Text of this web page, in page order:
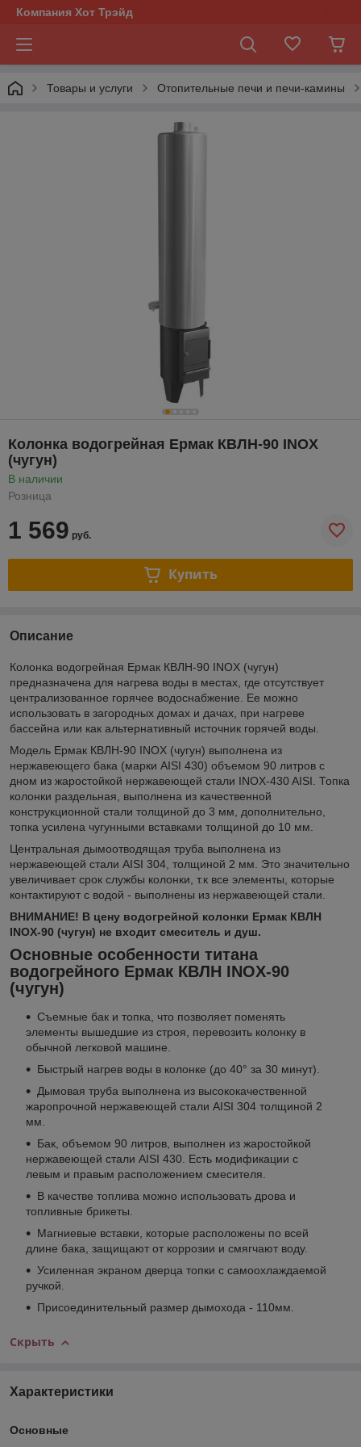
Компания Хот Трэйд
Товары и услуги Отопительные печи и печи-камины
Колонка водогрейная Ермак КВЛН-90 INOX
(чугун)
В наличии
Розница
1 569 руб.
Купить
Описание
Колонка водогрейная Ермак КВЛН-90 INOX (чугун)
предназначена для нагрева воды в местах, где отсутствует
централизованное горячее водоснабжение. Ее можно
использовать в загородных домах и дачах, при нагреве
бассейна или как альтернативный источник горячей воды.
Модель Ермак КВЛН-90 INOX (чугун) выполнена из
нержавеющего бака (марки AISI 430) объемом 90 литров с
дном из жаростойкой нержавеющей стали INOX-430 AISI. Топка
колонки раздельная, выполнена из качественной
конструкционной стали толщиной до 3 мм, дополнительно,
топка усилена чугунными вставками толщиной до 10 мм.
Центральная дымоотводящая труба выполнена из
нержавеющей стали AISI 304, толщиной 2 мм. Это значительно
увеличивает срок службы колонки, т.к все элементы, которые
контактируют с водой - выполнены из нержавеющей стали.
ВНИМАНИЕ! В цену водогрейной колонки Ермак КВЛН
INOX-90 (чугун) не входит смеситель и душ.
Основные особенности титана
водогрейного Ермак КВЛН INOX-90
(чугун)
Съемные бак и топка, что позволяет поменять
элементы вышедшие из строя, перевозить колонку в
обычной легковой машине.
Быстрый нагрев воды в колонке (до 40° за 30 минут).
Дымовая труба выполнена из высококачественной
жаропрочной нержавеющей стали AISI 304 толщиной 2
мм.
Бак, объемом 90 литров, выполнен из жаростойкой
нержавеющей стали AISI 430. Есть модификации с
левым и правым расположением смесителя.
В качестве топлива можно использовать дрова и
топливные брикеты.
Магниевые вставки, которые расположены по всей
длине бака, защищают от коррозии и смягчают воду.
Усиленная экраном дверца топки с самоохлаждаемой
ручкой.
Присоединительный размер дымохода - 110мм.
Скрыть
Характеристики
Основные